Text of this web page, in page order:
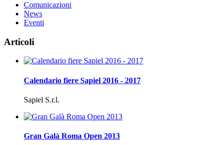
Comunicazioni
News
Eventi
Articoli
Calendario fiere Sapiel 2016 - 2017
Sapiel S.r.l.
Gran Galà Roma Open 2013